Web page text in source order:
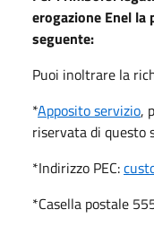
erogazione Enel la
seguente:
Puoi inoltrare la
*Apposito servizio,
riservata di questo
*Indirizzo PEC:
*Casella postale